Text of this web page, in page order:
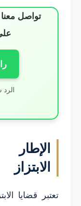
تواصل
الابتزاز
تعتبر قضايا